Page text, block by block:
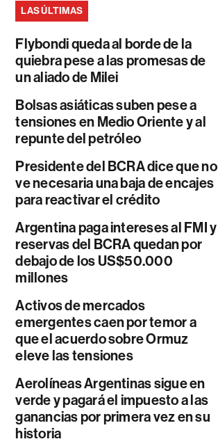
LAS ÚLTIMAS
Flybondi queda al borde de la
quiebra pese a las promesas de
un aliado de Milei
Bolsas asiáticas suben pese a
tensiones en Medio Oriente y al
repunte del petróleo
Presidente del BCRA dice que no
ve necesaria una baja de encajes
para reactivar el crédito
Argentina paga intereses al FMI y
reservas del BCRA quedan por
debajo de los US$50.000
millones
Activos de mercados
emergentes caen por temor a
que el acuerdo sobre Ormuz
eleve las tensiones
Aerolíneas Argentinas sigue en
verde y pagará el impuesto a las
ganancias por primera vez en su
historia